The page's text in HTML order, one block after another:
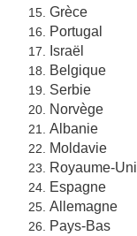
Grèce
Portugal
Israël
Belgique
Serbie
Norvège
Albanie
Moldavie
Royaume-Uni
Espagne
Allemagne
Pays-Bas